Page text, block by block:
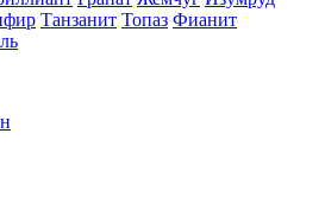
Танзанит Топаз Фианит